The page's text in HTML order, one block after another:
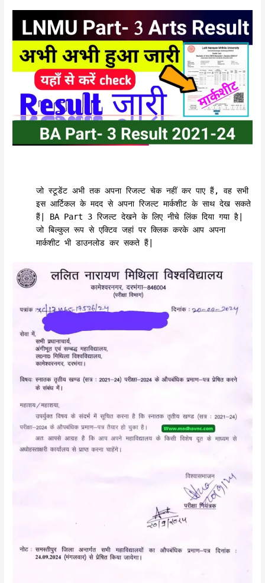
जो स्टूडेंट अभी तक अपना रिजल्ट चेक नहीं कर पाए हैं, वह सभी
इस आर्टिकल के मदद से अपना रिजल्ट मार्कशीट के साथ देख सकते
हैं| BA Part 3 रिजल्ट देखने के लिए नीचे लिंक दिया गया है|
जो बिल्कुल रूप से एक्टिव जहां पर क्लिक करके आप अपना
मार्कशीट भी डाउनलोड कर सकते हैं|